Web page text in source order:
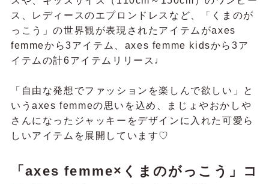
ス、レディースのエプロンドレスなど、
「くまのが
っこう」の世界観が表現されたアイテムがaxes
femmeから3アイテム、 axes femme kidsから3ア
イテムの計6アイテムリリース♩
「自由な発想でファッションを楽しんで欲しい」と
いうaxes femmeの思いを込め、まじょやおかしや
さんになったジャッキーをデザインに入れた可愛ら
しいアイテムを展開しています♡
「axes femme×くまのがっこう」コ